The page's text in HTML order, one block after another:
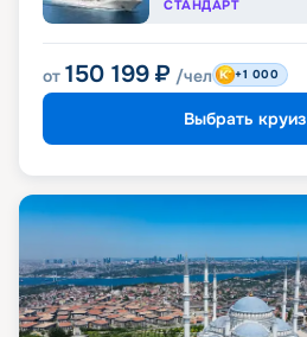
СТАНДАРТ
от 150 199 ₽ /чел +1 000
Выбрать круиз